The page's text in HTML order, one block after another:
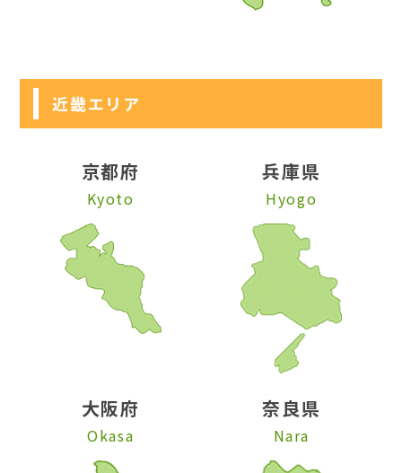
近畿エリア
京都府
Kyoto
兵庫県
Hyogo
大阪府
Okasa
奈良県
Nara